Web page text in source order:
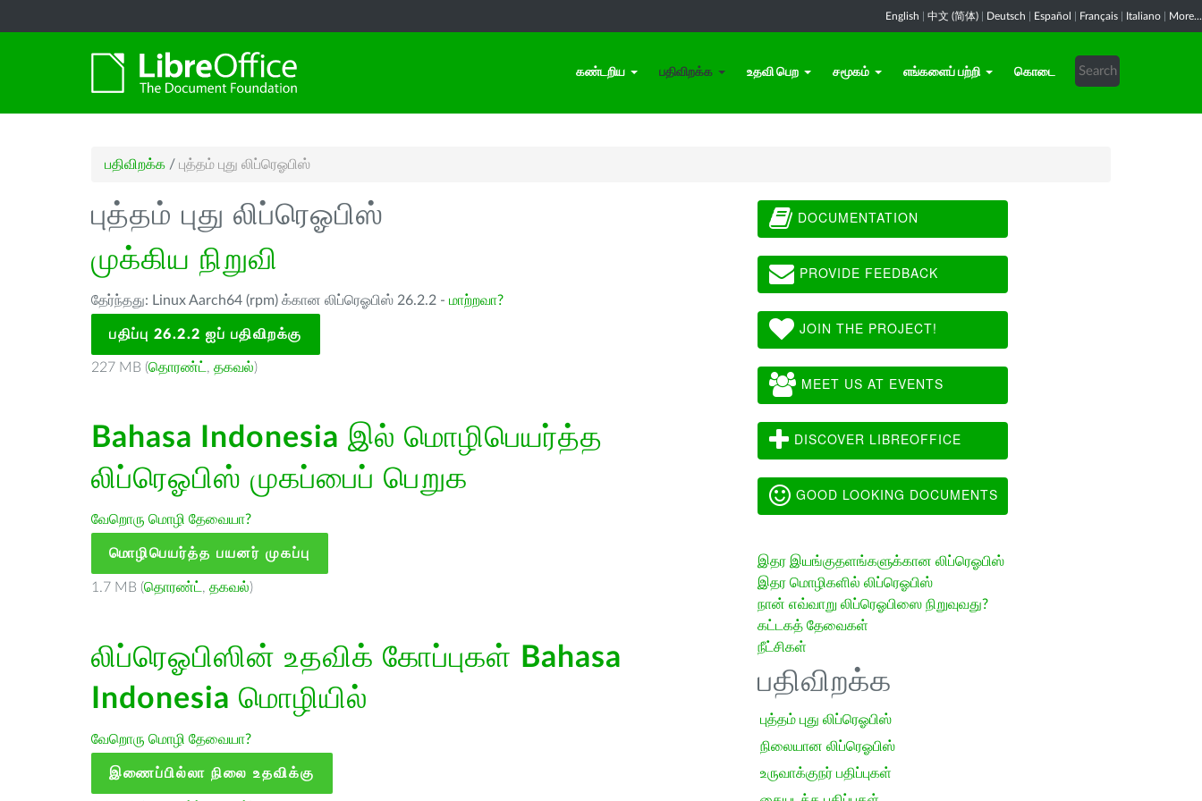
English 中文 (简体) Deutsch Español Français Italiano More...
கண்டறிய பதிவிறக்க உதவி பெற சமூகம் எங்களைப் பற்றி கொடை
பதிவிறக்க / புத்தம் புது லிப்ரெஓபிஸ்
புத்தம் புது லிப்ரெஓபிஸ்
முக்கிய நிறுவி
தேர்ந்தது: Linux Aarch64 (rpm) க்கான லிப்ரெஓபிஸ் 26.2.2 - மாற்றவா?
பதிப்பு 26.2.2 ஐப் பதிவிறக்கு
227 MB (தொரண்ட் , தகவல்)
Bahasa Indonesia இல் மொழிபெயர்த்த
லிப்ரெஓபிஸ் முகப்பைப் பெறுக
வேறொரு மொழி தேவையா?
மொழிபெயர்த்த பயனர் முகப்பு
1.7 MB (தொரண்ட் , தகவல்)
லிப்ரெஓபிஸின் உதவிக் கோப்புகள் Bahasa
Indonesia மொழியில்
வேறொரு மொழி தேவையா?
இணைப்பில்லா நிலை உதவிக்கு
DOCUMENTATION
PROVIDE FEEDBACK
JOIN THE PROJECT!
MEET US AT EVENTS
DISCOVER LIBREOFFICE
GOOD LOOKING DOCUMENTS
இதர இயங்குதளங்களுக்கான லிப்ரெஓபிஸ்
இதர மொழிகளில் லிப்ரெஓபிஸ்
நான் எவ்வாறு லிப்ரெஓபிஸை நிறுவுவது?
கட்டகத் தேவைகள்
நீட்சிகள்
பதிவிறக்க
புத்தம் புது லிப்ரெஓபிஸ்
நிலையான லிப்ரெஓபிஸ்
உருவாக்குநர் பதிப்புகள்